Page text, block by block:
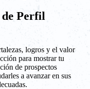
de Perfil
logros y el valor
para mostrar tu
de prospectos
a avanzar en sus